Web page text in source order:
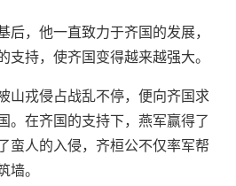
后，他一直致力于齐国的发展，
支持，使齐国变得越来越强大。
山戎侵占战乱不停，便向齐国求
。在齐国的支持下，燕军赢得了
蛮人的入侵，齐桓公不仅率军帮
。